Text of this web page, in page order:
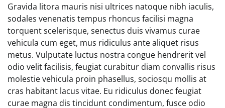
Gravida litora mauris nisi ultrices natoque nibh iaculis,
sodales venenatis tempus rhoncus facilisi magna
torquent scelerisque, senectus duis vivamus curae
vehicula cum eget, mus ridiculus ante aliquet risus
metus. Vulputate luctus nostra congue hendrerit vel
odio velit facilisis, feugiat curabitur diam convallis risus
molestie vehicula proin phasellus, sociosqu mollis at
cras habitant lacus vitae. Eu ridiculus donec feugiat
curae magna dis tincidunt condimentum, fusce odio